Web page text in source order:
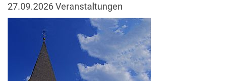
27.09.2026Veranstaltungen